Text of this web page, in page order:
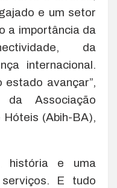
e um setor
a importância da
da
internacional.
avançar”,
Associação
(Abih-BA),
história e uma
E tudo